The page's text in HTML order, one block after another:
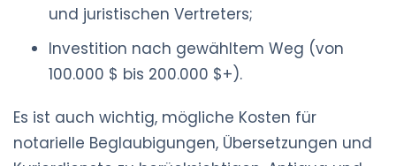
und juristischen Vertreters;
Investition nach gewähltem Weg (von
100.000 $ bis 200.000 $+).
Es ist auch wichtig, mögliche Kosten für
notarielle Beglaubigungen, Übersetzungen und